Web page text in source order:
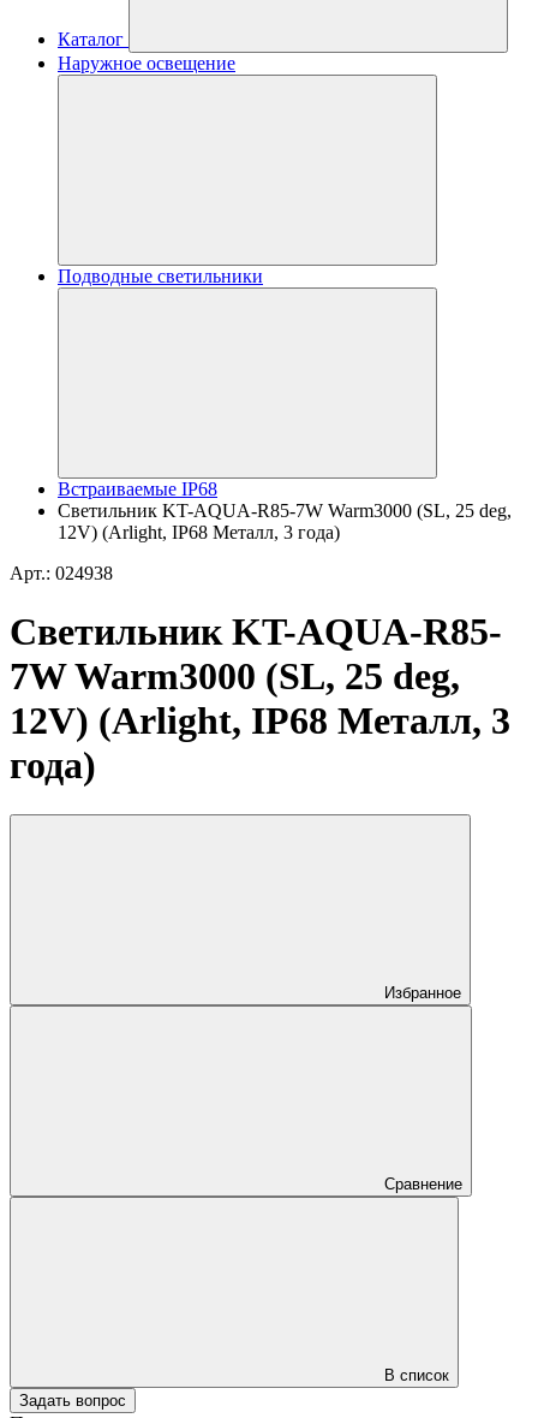
Каталог
Наружное освещение
Подводные светильники
Встраиваемые IP68
Светильник KT-AQUA-R85-7W Warm3000 (SL, 25 deg,
12V) (Arlight, IP68 Металл, 3 года)
Арт.: 024938
Светильник KT-AQUA-R85-
7W Warm3000 (SL, 25 deg,
12V) (Arlight, IP68 Металл, 3
года)
Избранное
Сравнение
В список
Задать вопрос